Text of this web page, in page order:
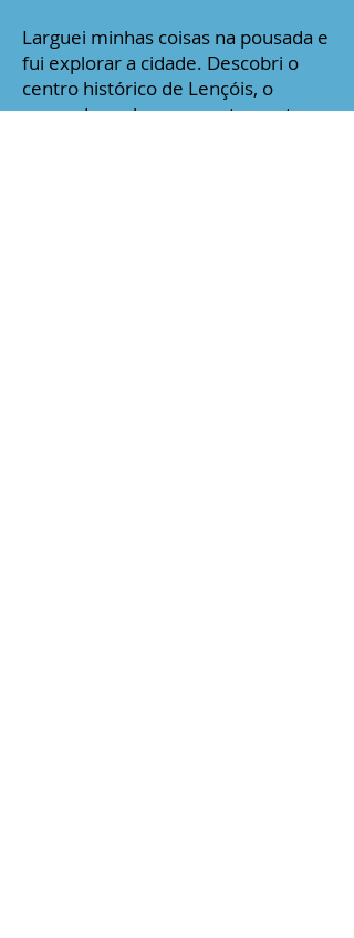
Larguei minhas coisas na pousada e
fui explorar a cidade. Descobri o
centro histórico de Lençóis, o
mercado, os bares e restaurantes